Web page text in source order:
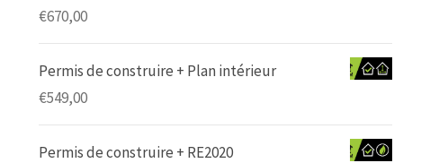
€670,00
Permis de construire + Plan intérieur
€549,00
Permis de construire + RE2020